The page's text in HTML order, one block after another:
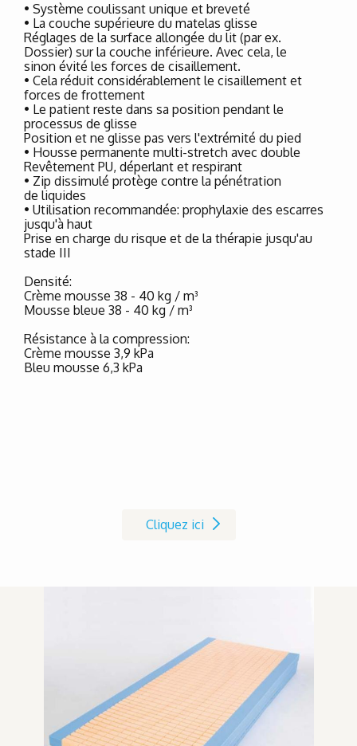
• Système coulissant unique et breveté
• La couche supérieure du matelas glisse
Réglages de la surface allongée du lit (par ex.
Dossier) sur la couche inférieure. Avec cela, le
sinon évité les forces de cisaillement.
• Cela réduit considérablement le cisaillement et
forces de frottement
• Le patient reste dans sa position pendant le
processus de glisse
Position et ne glisse pas vers l'extrémité du pied
• Housse permanente multi-stretch avec double
Revêtement PU, déperlant et respirant
• Zip dissimulé protège contre la pénétration
de liquides
• Utilisation recommandée: prophylaxie des escarres
jusqu'à haut
Prise en charge du risque et de la thérapie jusqu'au
stade III
Densité:
Crème mousse 38 - 40 kg / m³
Mousse bleue 38 - 40 kg / m³
Résistance à la compression:
Crème mousse 3,9 kPa
Bleu mousse 6,3 kPa
Cliquez ici